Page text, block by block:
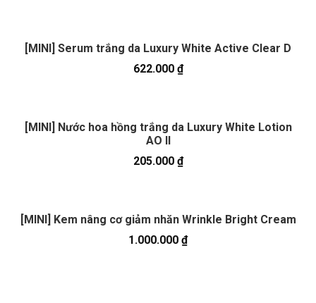
[MINI] Serum trắng da Luxury White Active Clear D
622.000 ₫
[MINI] Nước hoa hồng trắng da Luxury White Lotion
AO II
205.000 ₫
[MINI] Kem nâng cơ giảm nhăn Wrinkle Bright Cream
1.000.000 ₫